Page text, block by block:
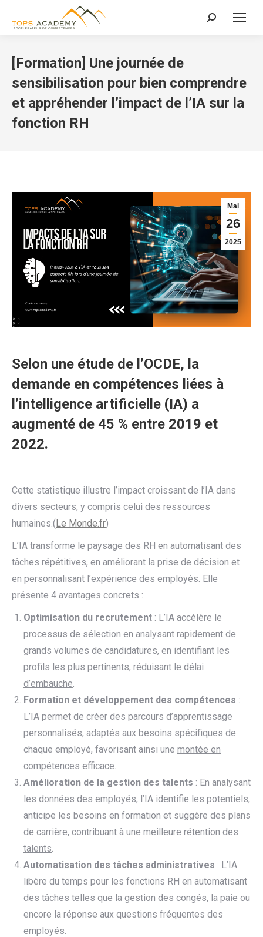
Recherche
[Formation] Une journée de
sensibilisation pour bien comprendre
et appréhender l’impact de l’IA sur la
fonction RH
Mai
26
2025
Selon une étude de l’OCDE, la
demande en compétences liées à
l’intelligence artificielle (IA) a
augmenté de 45 % entre 2019 et
2022.
Cette statistique illustre l’impact croissant de l’IA dans
divers secteurs, y compris celui des ressources
humaines.(Le Monde.fr)
L’IA transforme le paysage des RH en automatisant des
tâches répétitives, en améliorant la prise de décision et
en personnalisant l’expérience des employés. Elle
présente 4 avantages concrets :
Optimisation du recrutement : L’IA accélère le
processus de sélection en analysant rapidement de
grands volumes de candidatures, en identifiant les
profils les plus pertinents, réduisant le délai
d’embauche
Formation et développement des compétences :
L’IA permet de créer des parcours d’apprentissage
personnalisés, adaptés aux besoins spécifiques de
chaque employé, favorisant ainsi une montée en
compétences efficace.
Amélioration de la gestion des talents : En analysant
les données des employés, l’IA identifie les potentiels,
anticipe les besoins en formation et suggère des plans
de carrière, contribuant à une meilleure rétention des
talents
Automatisation des tâches administratives : L’IA
libère du temps pour les fonctions RH en automatisant
des tâches telles que la gestion des congés, la paie ou
encore la réponse aux questions fréquentes des
employés.